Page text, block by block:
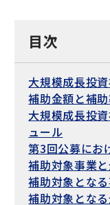
目次
大規模成長投
補助金額と補
大規模成長投
ュール
第3回公募にお
補助対象事業
補助対象とな
補助対象とな